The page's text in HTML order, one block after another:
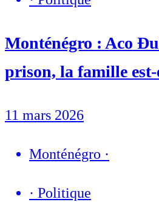
Monténégro : Aco
prison, la famille est-
11 mars 2026
Monténégro ·
· Politique